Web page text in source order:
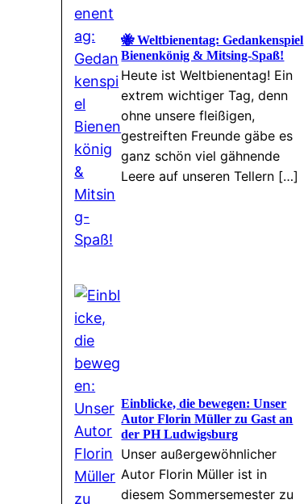
🐝 Weltbienentag: Gedankenspiel
Bienenkönig & Mitsing-Spaß!
Heute ist Weltbienentag! Ein
extrem wichtiger Tag, denn
ohne unsere fleißigen,
gestreiften Freunde gäbe es
ganz schön viel gähnende
Leere auf unseren Tellern […]
Einblicke, die bewegen: Unser
Autor Florin Müller zu Gast an
der PH Ludwigsburg
Unser außergewöhnlicher
Autor Florin Müller ist in
diesem Sommersemester zu